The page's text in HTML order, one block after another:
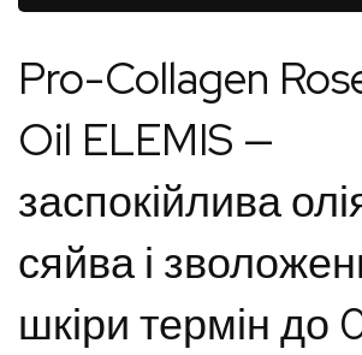
Pro-Collagen
Oil ELEMIS —
заспокійлива
сяйва і
шкіри термін до